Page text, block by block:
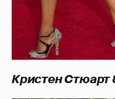
Кристен Стюарт